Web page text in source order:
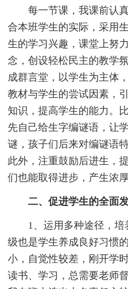
每一节课，我课前认真
合本班学生的实际，采用
生的学习兴趣，课堂上努
念，创设轻松民主的教学
成群言堂，以学生为主体
教材与学生的尝试因素，
知识，提高学生的能力。
先自己给生字编谜语，让
谜，孩子们后来对编谜语
此外，注重鼓励后进生，
们也能取得进步，产生浓
二、促进学生的全面发
1、运用多种途径，培
级也是学生养成良好习惯
小，自觉性较差，刚开学
读书、学习，总需要老师